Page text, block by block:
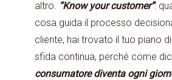
altro.
“Know your customer”:
cosa guida il processo
cliente, hai trovato il tuo piano
sfida continua, perché come
consumatore diventa ogni